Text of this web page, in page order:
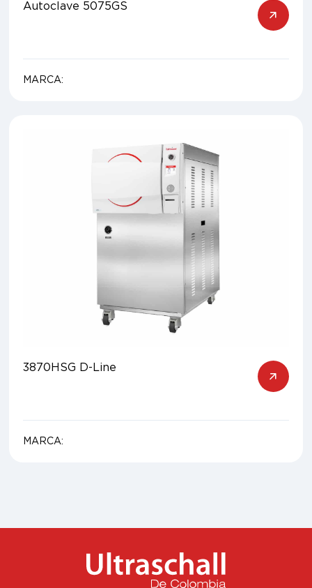
Autoclave 5075GS
MARCA:
3870HSG D-Line
MARCA: